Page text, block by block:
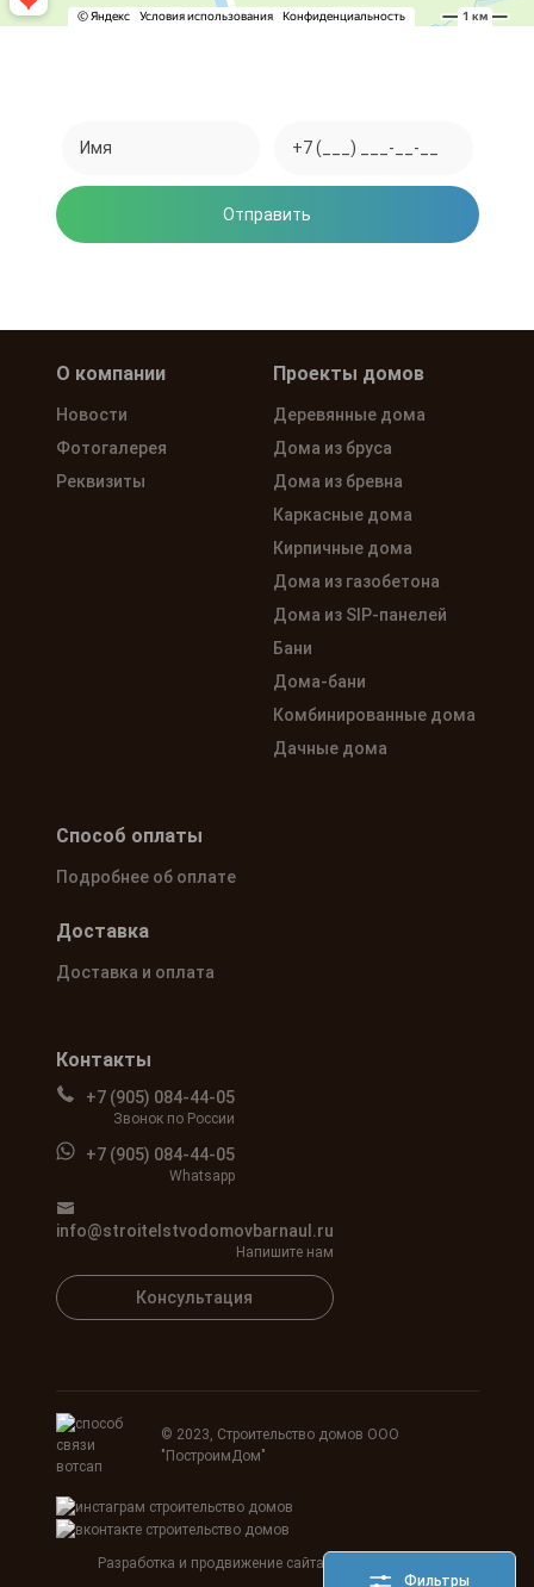
Фильтры
Отправить
О компании
Новости
Фотогалерея
Реквизиты
Проекты домов
Деревянные дома
Дома из бруса
Дома из бревна
Каркасные дома
Кирпичные дома
Дома из газобетона
Дома из SIP-панелей
Бани
Дома-бани
Комбинированные дома
Дачные дома
Контакты
+7 (905) 084-44-05
Звонок по России
+7 (905) 084-44-05
Whatsapp
info@stroitelstvodomovbarnaul.ru
Напишите нам
Консультация
Способ оплаты
Подробнее об оплате
Доставка
Доставка и оплата
© 2023, Строительство домов ООО
"ПостроимДом"
Разработка и продвижение сайта